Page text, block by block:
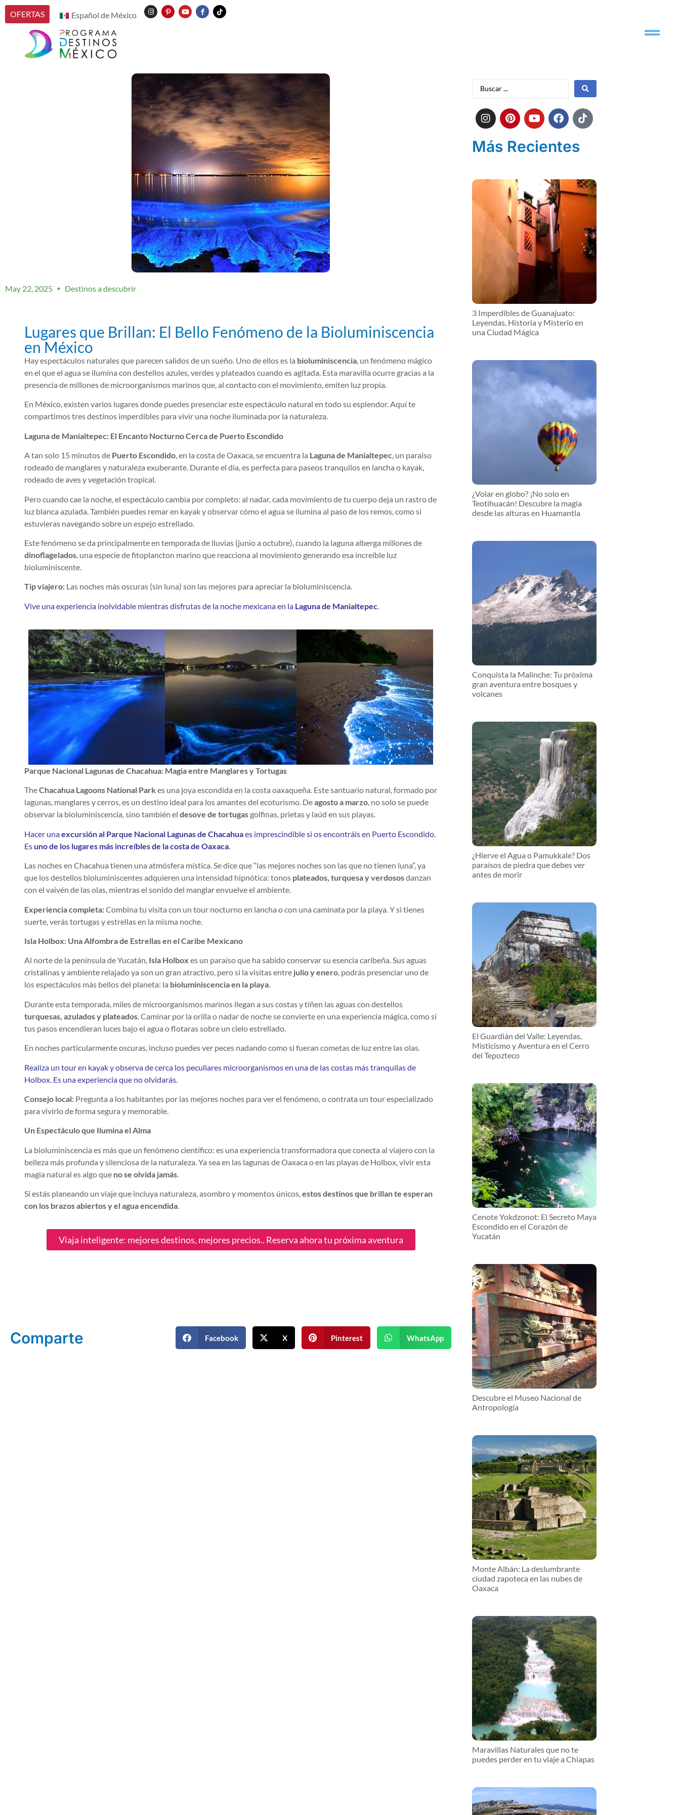
OFERTAS Español de México
May 22, 2025 Destinos a descubrir
Lugares que Brillan: El Bello Fenómeno de la Bioluminiscencia
en México
Hay espectáculos naturales que parecen salidos de un sueño. Uno de ellos es la bioluminiscencia, un fenómeno mágico
en el que el agua se ilumina con destellos azules, verdes y plateados cuando es agitada. Esta maravilla ocurre gracias a la
presencia de millones de microorganismos marinos que, al contacto con el movimiento, emiten luz propia.
En México, existen varios lugares donde puedes presenciar este espectáculo natural en todo su esplendor. Aquí te
compartimos tres destinos imperdibles para vivir una noche iluminada por la naturaleza.
Laguna de Manialtepec: El Encanto Nocturno Cerca de Puerto Escondido
A tan solo 15 minutos de Puerto Escondido, en la costa de Oaxaca, se encuentra la Laguna de Manialtepec, un paraíso
rodeado de manglares y naturaleza exuberante. Durante el día, es perfecta para paseos tranquilos en lancha o kayak,
rodeado de aves y vegetación tropical.
Pero cuando cae la noche, el espectáculo cambia por completo: al nadar, cada movimiento de tu cuerpo deja un rastro de
luz blanca azulada. También puedes remar en kayak y observar cómo el agua se ilumina al paso de los remos, como si
estuvieras navegando sobre un espejo estrellado.
Este fenómeno se da principalmente en temporada de lluvias (junio a octubre), cuando la laguna alberga millones de
dinoflagelados, una especie de fitoplancton marino que reacciona al movimiento generando esa increíble luz
bioluminiscente.
Tip viajero: Las noches más oscuras (sin luna) son las mejores para apreciar la bioluminiscencia.
Vive una experiencia inolvidable mientras disfrutas de la noche mexicana en la Laguna de Manialtepec
Parque Nacional Lagunas de Chacahua: Magia entre Manglares y Tortugas
TheChacahua Lagoons National Parkes una joya escondida en la costa oaxaqueña. Este santuario natural, formado por
lagunas, manglares y cerros, es un destino ideal para los amantes del ecoturismo. Deagosto a marzo, no solo se puede
observar la bioluminiscencia, sino también el desove de tortugas golfinas, prietas y laúd en sus playas.
Hacer unaexcursión al Parque Nacional Lagunas de Chacahuaes imprescindible si os encontráis en Puerto Escondido.
Es uno de los lugares más increíbles de la costa de Oaxaca
Las noches en Chacahua tienen una atmósfera mística. Se dice que “las mejores noches son las que no tienen luna”, ya
que los destellos bioluminiscentes adquieren una intensidad hipnótica: tonos plateados, turquesa y verdososdanzan
con el vaivén de las olas, mientras el sonido del manglar envuelve el ambiente.
Experiencia completa:Combina tu visita con un tour nocturno en lancha o con una caminata por la playa. Y si tienes
suerte, verás tortugas y estrellas en la misma noche.
Isla Holbox: Una Alfombra de Estrellas en el Caribe Mexicano
Al norte de la península de Yucatán, Isla Holbox es un paraíso que ha sabido conservar su esencia caribeña. Sus aguas
cristalinas y ambiente relajado ya son un gran atractivo, pero si la visitas entre julio y enero, podrás presenciar uno de
los espectáculos más bellos del planeta: la bioluminiscencia en la playa.
Durante esta temporada, miles de microorganismos marinos llegan a sus costas y tiñen las aguas con destellos
turquesas, azulados y plateados . Caminar por la orilla o nadar de noche se convierte en una experiencia mágica, como si
tus pasos encendieran luces bajo el agua o flotaras sobre un cielo estrellado.
En noches particularmente oscuras, incluso puedes ver peces nadando como si fueran cometas de luz entre las olas.
Realiza un tour en kayak y observa de cerca los peculiares microorganismos en una de las costas más tranquilas de
Holbox. Es una experiencia que no olvidarás.
Consejo local: Pregunta a los habitantes por las mejores noches para ver el fenómeno, o contrata un tour especializado
para vivirlo de forma segura y memorable.
Un Espectáculo que Ilumina el Alma
La bioluminiscencia es más que un fenómeno científico: es una experiencia transformadora que conecta al viajero con la
belleza más profunda y silenciosa de la naturaleza. Ya sea en las lagunas de Oaxaca o en las playas de Holbox, vivir esta
magia natural es algo que no se olvida jamás
Si estás planeando un viaje que incluya naturaleza, asombro y momentos únicos,estos destinos que brillan te esperan
con los brazos abiertos y el agua encendida.
Viaja inteligente: mejores destinos, mejores precios.. Reserva ahora tu próxima aventura
Comparte Facebook X Pinterest WhatsApp
Más Recientes
3 Imperdibles de Guanajuato:
Leyendas, Historia y Misterio en
una Ciudad Mágica
¿Volar en globo? ¡No solo en
Teotihuacán! Descubre la magia
desde las alturas en Huamantla
Conquista la Malinche: Tu próxima
gran aventura entre bosques y
volcanes
¿Hierve el Agua o Pamukkale? Dos
paraísos de piedra que debes ver
antes de morir
El Guardián del Valle: Leyendas,
Misticismo y Aventura en el Cerro
del Tepozteco
Cenote Yokdzonot: El Secreto Maya
Escondido en el Corazón de
Yucatán
Descubre el Museo Nacional de
Antropología
Monte Albán: La deslumbrante
ciudad zapoteca en las nubes de
Oaxaca
Maravillas Naturales que no te
puedes perder en tu viaje a Chiapas